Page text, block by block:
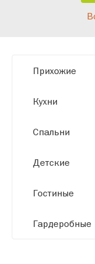
размерам.
Прихожие
Кухни
Спальни
Детские
Гостиные
Гардеробные